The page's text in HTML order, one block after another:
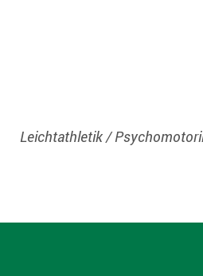
Leichtathletik /